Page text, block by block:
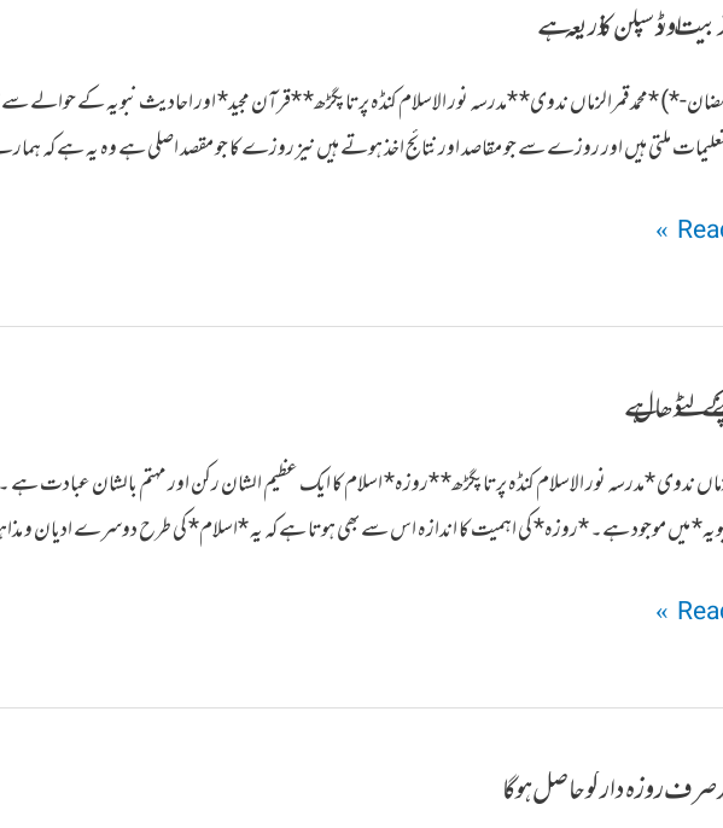
اور ڈسپلن کا ذریعہ ہے
*) *محمد قمرالزماں ندوی* *مدرسہ نور الاسلام کنڈہ پرتاپگڑھ* *قرآن مجید* اور احادیث نبویہ کے
ملتی ہیں اور روزے سے جو مقاصد اور نتائج اخذ ہوتے ہیں نیز روزے کا جو مقصد اصلی ہے وہ یہ ہے کہ
کے لئے ڈھال ہے
ندوی *مدرسہ نور الاسلام کنڈہ پرتاپگڑھ* *روزہ* اسلام کا ایک عظیم الشان رکن اور مہتم بالشان
میں موجود ہے۔ *روزہ* کی اہمیت کا اندازہ اس سے بھی ہوتا ہے کہ یہ *اسلام* کی طرح دوسرے ادیان و
صرف روزہ دار کو حاصل ہوگا